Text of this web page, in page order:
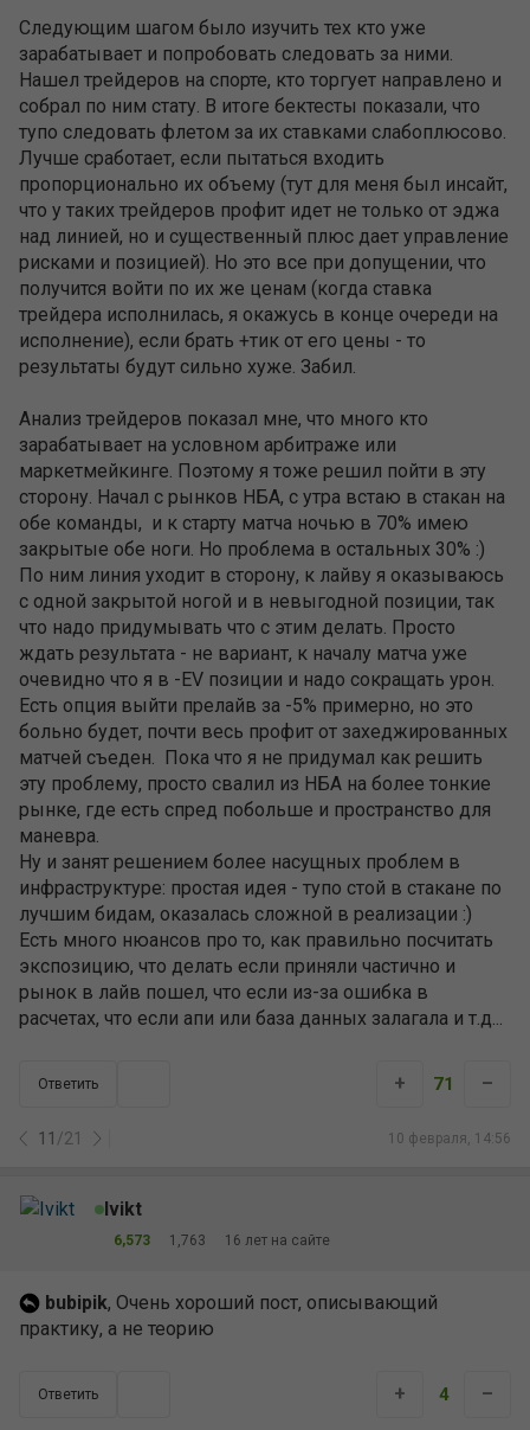
Следующим шагом было изучить тех кто уже
зарабатывает и попробовать следовать за ними.
Нашел трейдеров на спорте, кто торгует направлено и
собрал по ним стату. В итоге бектесты показали, что
тупо следовать флетом за их ставками слабоплюсово.
Лучше сработает, если пытаться входить
пропорционально их объему (тут для меня был инсайт,
что у таких трейдеров профит идет не только от эджа
над линией, но и существенный плюс дает управление
рисками и позицией). Но это все при допущении, что
получится войти по их же ценам (когда ставка
трейдера исполнилась, я окажусь в конце очереди на
исполнение), если брать +тик от его цены - то
результаты будут сильно хуже. Забил.
Анализ трейдеров показал мне, что много кто
зарабатывает на условном арбитраже или
маркетмейкинге. Поэтому я тоже решил пойти в эту
сторону. Начал с рынков НБА, с утра встаю в стакан на
обе команды, и к старту матча ночью в 70% имею
закрытые обе ноги. Но проблема в остальных 30% :)
По ним линия уходит в сторону, к лайву я оказываюсь
с одной закрытой ногой и в невыгодной позиции, так
что надо придумывать что с этим делать. Просто
ждать результата - не вариант, к началу матча уже
очевидно что я в -EV позиции и надо сокращать урон.
Есть опция выйти прелайв за -5% примерно, но это
больно будет, почти весь профит от захеджированных
матчей съеден. Пока что я не придумал как решить
эту проблему, просто свалил из НБА на более тонкие
рынке, где есть спред побольше и пространство для
маневра.
Ну и занят решением более насущных проблем в
инфраструктуре: простая идея - тупо стой в стакане по
лучшим бидам, оказалась сложной в реализации :)
Есть много нюансов про то, как правильно посчитать
экспозицию, что делать если приняли частично и
рынок в лайв пошел, что если из-за ошибка в
расчетах, что если апи или база данных залагала и т.д...
Ответить
11 /21 10 февраля, 14:56
+ 71 –
Ivikt
6,573 1,763 16 лет на сайте
bubipik, Очень хороший пост, описывающий
практику, а не теорию
Ответить + 4 –